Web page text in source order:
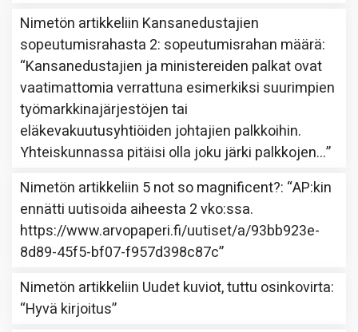
Nimetön artikkeliin Kansanedustajien
sopeutumisrahasta 2: sopeutumisrahan määrä:
“Kansanedustajien ja ministereiden palkat ovat
vaatimattomia verrattuna esimerkiksi suurimpien
työmarkkinajärjestöjen tai
eläkevakuutusyhtiöiden johtajien palkkoihin.
Yhteiskunnassa pitäisi olla joku järki palkkojen…”
Nimetön artikkeliin 5 not so magnificent?: “AP:kin
ennätti uutisoida aiheesta 2 vko:ssa.
https://www.arvopaperi.fi/uutiset/a/93bb923e-
8d89-45f5-bf07-f957d398c87c”
Nimetön artikkeliin Uudet kuviot, tuttu osinkovirta:
“Hyvä kirjoitus”